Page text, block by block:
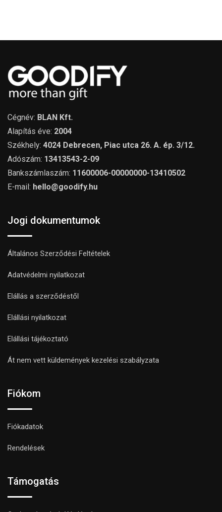
Cégnév: BLAN Kft.
Alapítás éve: 2004
Székhely: 4024 Debrecen, Piac utca 26. A. ép. 3/12.
Adószám: 13413543-2-09
Bankszámlaszám: 11600006-00000000-13410502
E-mail: hello@goodify.hu
Jogi dokumentumok
Általános Szerződési Feltételek
Adatvédelmi nyilatkozat
Elállás a szerződéstől
Elállási nyilatkozat
Elállási tájékoztató
Át nem vett küldemények kezelési szabályzata
Fiókom
Fiókadatok
Rendelések
Támogatás